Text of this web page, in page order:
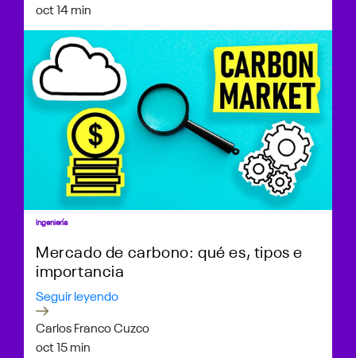
oct 14 min
Ingeniería
Mercado de carbono: qué es, tipos e
importancia
Seguir leyendo
Carlos Franco Cuzco
oct 15 min